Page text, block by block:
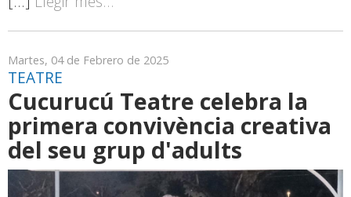
Martes, 04 de Febrero de 2025
TEATRE
Cucurucú Teatre celebra la
primera convivència creativa
del seu grup d'adults